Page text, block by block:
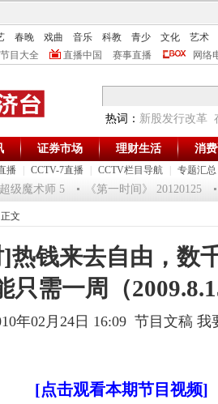
春晚 戏曲 音乐 科教 青少 文化
艺术
节目大全 直播中国 赛事直播 网络
热词： 新股发行改革
播 CCTV-7直播 CCTV栏目导航 专题汇总
证券市场 理财生活 消
术师 5 《第一时间》 20120125 [生
文
热钱来去自由，数
只需一周（
年02月24日 16:09 节目文稿 我
[点击观看本期节目视频]